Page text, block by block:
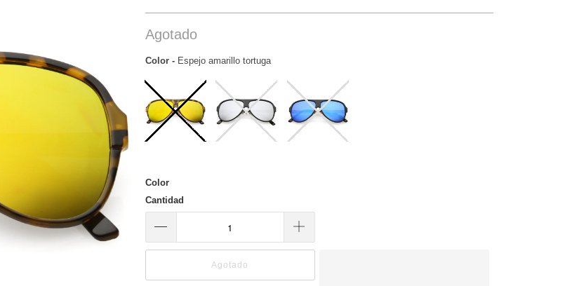
Agotado
Color -Espejo amarillo tortuga
Color
Cantidad
Agotado